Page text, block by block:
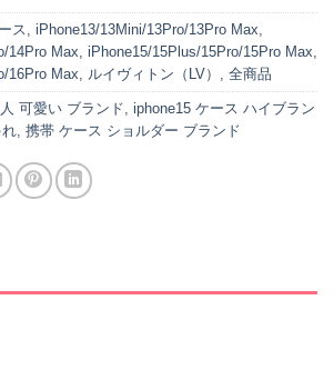
ス, iPhone13/13Mini/13Pro/13Pro Max,
14Pro Max, iPhone15/15Plus/15Pro/15Pro Max,
16Pro Max, ルイヴィトン（LV） , 全商品
可愛い ブランド, iphone15 ケース ハイブラン
, 携帯 ケース ショルダー ブランド